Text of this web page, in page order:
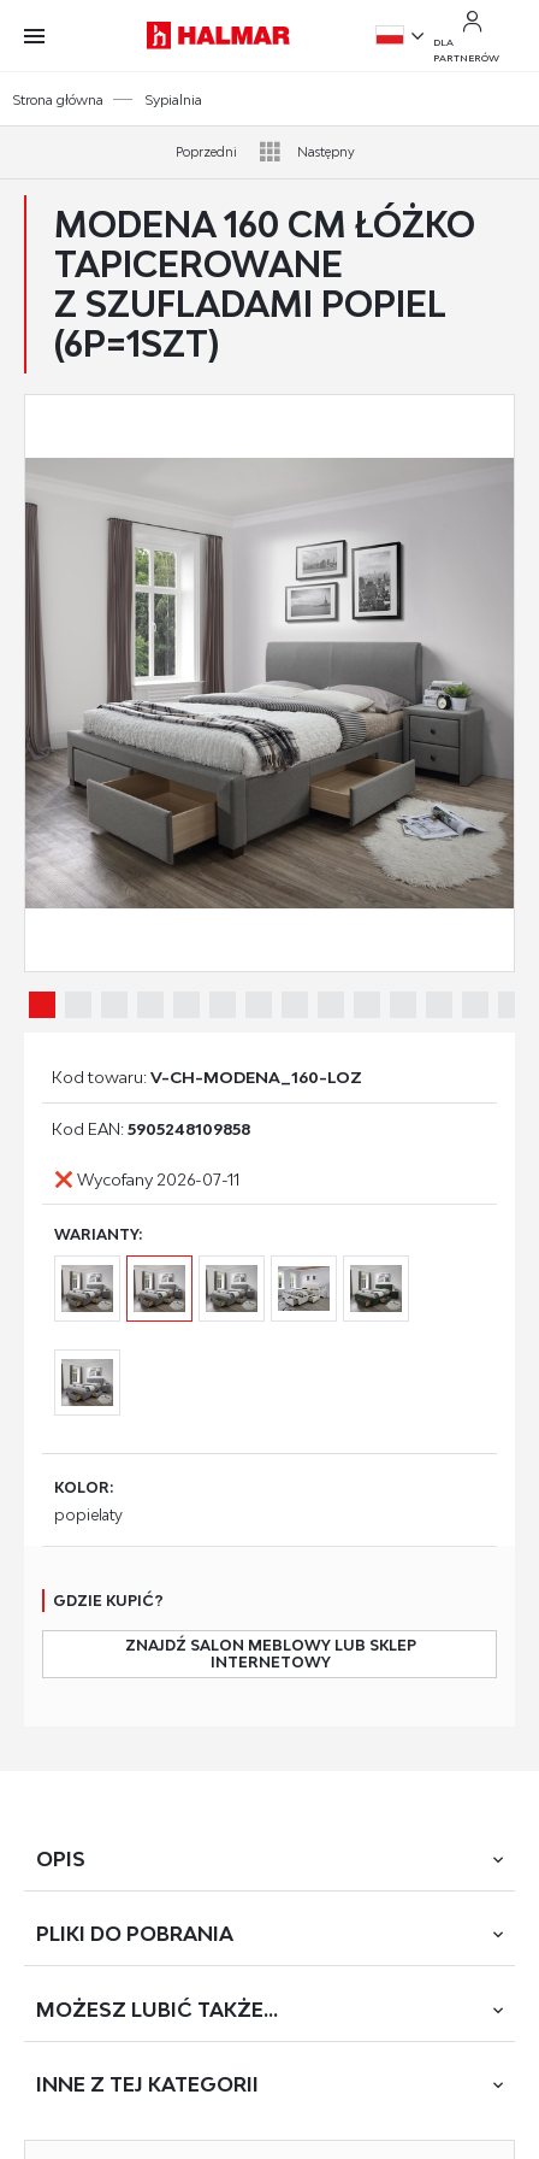
Przejdź do treści.
Przejdź do menu.
Przejdź do wyszukiwarki.
DLA
PARTNERÓW
Strona główna Sypialnia
Poprzedni Następny
MODENA 160 CM ŁÓŻKO
TAPICEROWANE
Z SZUFLADAMI POPIEL
(6P=1SZT)
Kod towaru:V-CH-MODENA_160-LOZ
Kod EAN:5905248109858
Wycofany 2026-07-11
WARIANTY:
KOLOR:
popielaty
GDZIE KUPIĆ?
ZNAJDŹ SALON MEBLOWY LUB SKLEP
INTERNETOWY
OPIS
wymiary: 164/220/106 cm, łóżko z szufladami materiał:
Rodzaj:
PLIKI DO POBRANIA
MODENA 160
MOŻESZ LUBIĆ TAKŻE...
INNE Z TEJ KATEGORII